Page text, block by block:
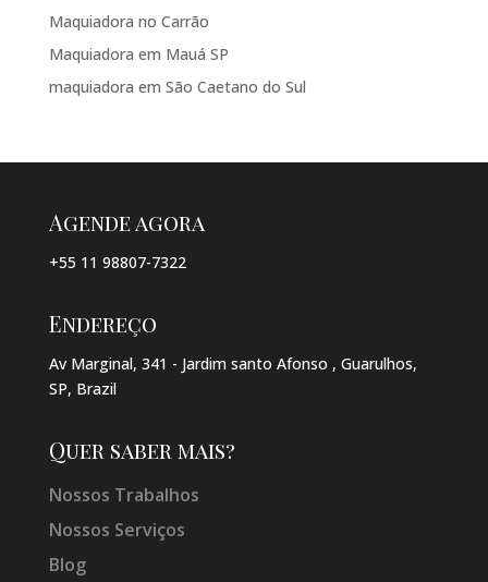
Maquiadora no Carrão
Maquiadora em Mauá SP
maquiadora em São Caetano do Sul
Agende agora
+55 11 98807-7322
Endereço
Av Marginal, 341 - Jardim santo Afonso , Guarulhos,
SP, Brazil
Quer saber mais?
Nossos Trabalhos
Nossos Serviços
Blog